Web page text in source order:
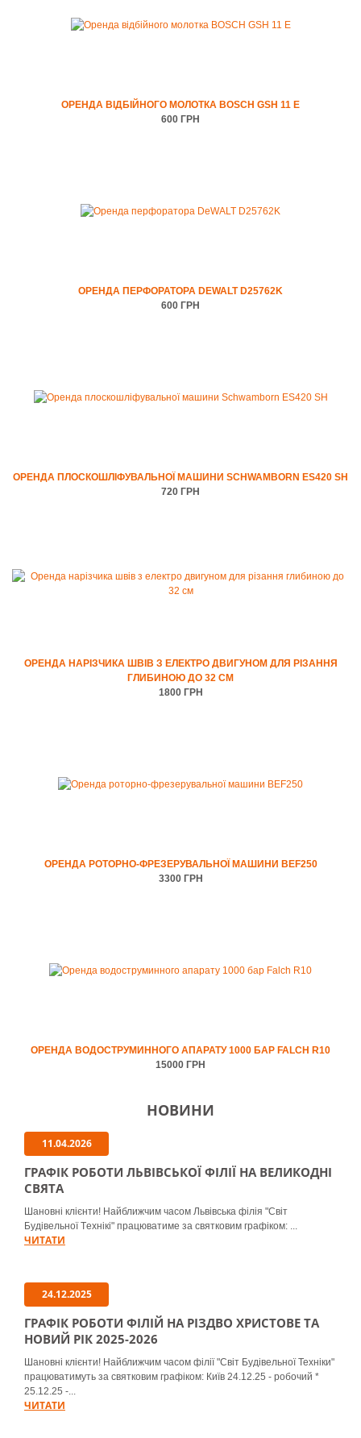
ОРЕНДА ВІДБІЙНОГО МОЛОТКА BOSCH GSH 11 E
600 ГРН
ОРЕНДА ПЕРФОРАТОРА DEWALT D25762K
600 ГРН
ОРЕНДА ПЛОСКОШЛІФУВАЛЬНОЇ МАШИНИ SCHWAMBORN ES420 SH
720 ГРН
ОРЕНДА НАРІЗЧИКА ШВІВ З ЕЛЕКТРО ДВИГУНОМ ДЛЯ РІЗАННЯ
ГЛИБИНОЮ ДО 32 СМ
1800 ГРН
ОРЕНДА РОТОРНО-ФРЕЗЕРУВАЛЬНОЇ МАШИНИ BEF250
3300 ГРН
ОРЕНДА ВОДОСТРУМИННОГО АПАРАТУ 1000 БАР FALCH R10
15000 ГРН
НОВИНИ
11.04.2026
ГРАФІК РОБОТИ ЛЬВІВСЬКОЇ ФІЛІЇ НА ВЕЛИКОДНІ
СВЯТА
Шановні клієнти! Найближчим часом Львівська філія "Світ
Будівельної Tехнікі" працюватиме за святковим графіком: ...
ЧИТАТИ
24.12.2025
ГРАФІК РОБОТИ ФІЛІЙ НА РІЗДВО ХРИСТОВЕ ТА
НОВИЙ РІК 2025-2026
Шановні клієнти! Найближчим часом філії "Світ Будівельної Техніки"
працюватимуть за святковим графіком: Київ 24.12.25 - робочий *
25.12.25 -...
ЧИТАТИ